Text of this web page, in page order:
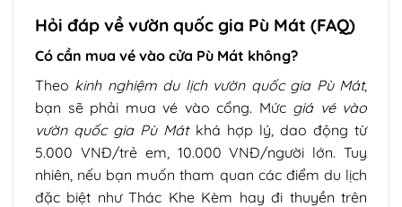
Hỏi đáp về vườn quốc gia Pù Mát (FAQ)
Có cần mua vé vào cửa Pù Mát không?
Theo kinh nghiệm du lịch vườn quốc gia Pù Mát,
bạn sẽ phải mua vé vào cổng. Mức giá vé vào
vườn quốc gia Pù Mátkhá hợp lý, dao động từ
5.000 VNĐ/trẻ em, 10.000 VNĐ/người lớn. Tuy
nhiên, nếu bạn muốn tham quan các điểm du lịch
đặc biệt như Thác Khe Kèm hay đi thuyền trên